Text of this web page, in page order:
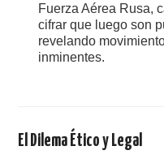
Fuerza Aérea Rusa,
cifrar que luego son
revelando
inminentes.
El Dilema Ético y Legal